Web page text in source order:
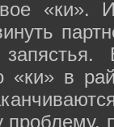
«ки».
«ки» в